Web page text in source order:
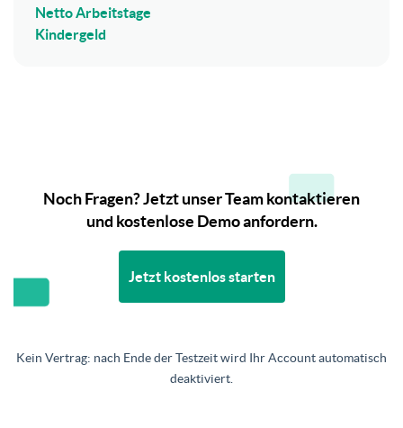
Netto Arbeitstage
Kindergeld
Noch Fragen? Jetzt unser Team kontaktieren
und kostenlose Demo anfordern.
Jetzt kostenlos starten
Kein Vertrag: nach Ende der Testzeit wird Ihr Account automatisch
deaktiviert.